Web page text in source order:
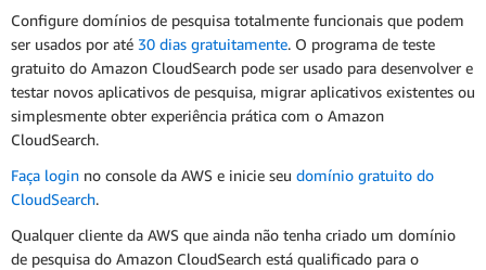
Configure domínios de pesquisa totalmente funcionais que podem
ser usados por até 30 dias gratuitamente. O programa de teste
gratuito do Amazon CloudSearch pode ser usado para desenvolver e
testar novos aplicativos de pesquisa, migrar aplicativos existentes ou
simplesmente obter experiência prática com o Amazon
CloudSearch.
Faça login no console da AWS e inicie seu domínio gratuito do
CloudSearch.
Qualquer cliente da AWS que ainda não tenha criado um domínio
de pesquisa do Amazon CloudSearch está qualificado para o